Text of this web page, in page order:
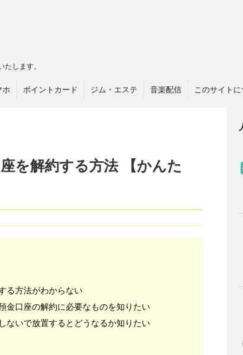
します。
ホ ポイントカード ジム・エステ 音楽配信 このサイトに
を解約する方法 【かんた
る方法がわからない
金口座の解約に必要なものを知りたい
ないで放置するとどうなるか知りたい